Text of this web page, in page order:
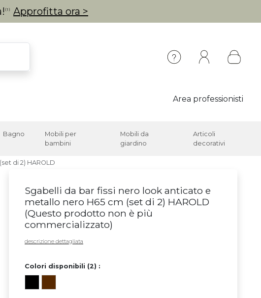
(1) Approfitta ora >
Area professionisti
Bagno
Mobili per
bambini
Mobili da
giardino
Articoli
decorativi
di 2) HAROLD
Sgabelli da bar fissi nero look anticato e
metallo nero H65 cm (set di 2) HAROLD
(Questo prodotto non è più
commercializzato)
descrizione dettagliata
Colori disponibili (2) :